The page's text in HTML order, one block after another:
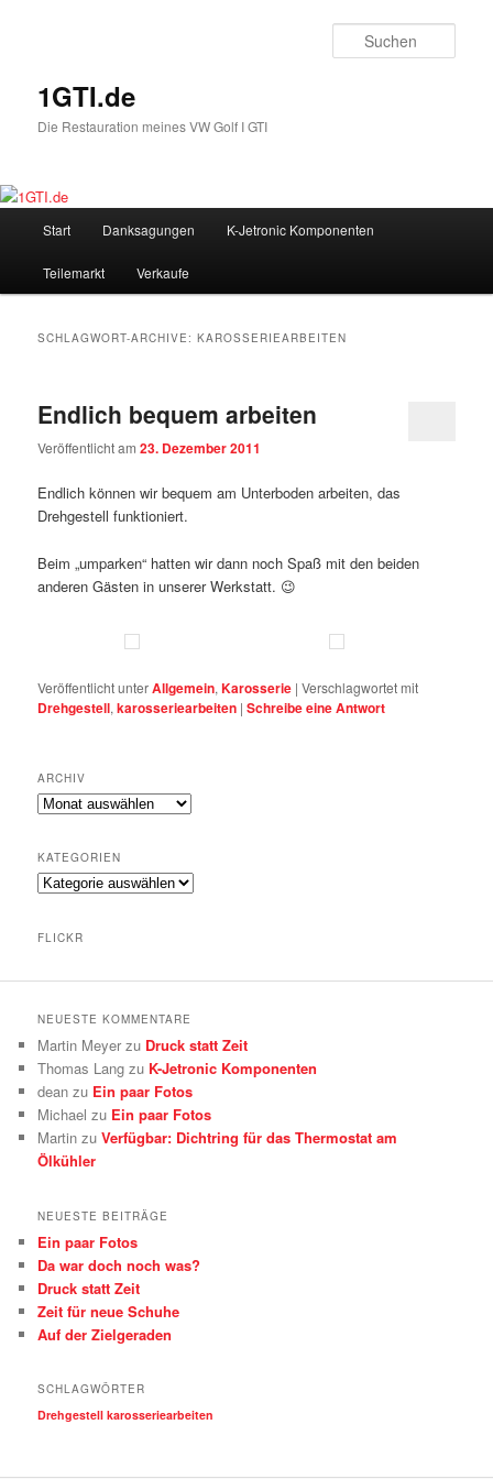
1GTI.de
Die Restauration meines VW Golf I GTI
Zum
Inhalt
Zum
sekundären
Start Danksagungen K-Jetronic Komponenten
Teilemarkt Verkaufe
SCHLAGWORT-ARCHIVE:KAROSSERIEARBEITEN
Endlich bequem arbeiten
Veröffentlicht am23. Dezember 2011
Endlich können wir bequem am Unterboden arbeiten, das
Drehgestell funktioniert.
Beim „umparken“ hatten wir dann noch Spaß mit den beiden
anderen Gästen in unserer Werkstatt. 😉
Veröffentlicht unterAllgemein,Karosserie |Verschlagwortet mit
Drehgestell,karosseriearbeiten |Schreibe eine Antwort
ARCHIV
A
h
KATEGORIEN
K
e
o
i
e
n
FLICKR
NEUESTE KOMMENTARE
Martin Meyer zu Druck statt Zeit
Thomas Lang zu K-Jetronic Komponenten
dean zu Ein paar Fotos
Michael zu Ein paar Fotos
Martin zuVerfügbar: Dichtring für das Thermostat am
Ölkühler
NEUESTE BEITRÄGE
Ein paar Fotos
Da war doch noch was?
Druck statt Zeit
Zeit für neue Schuhe
Auf der Zielgeraden
SCHLAGWÖRTER
Drehgestell karosseriearbeiten